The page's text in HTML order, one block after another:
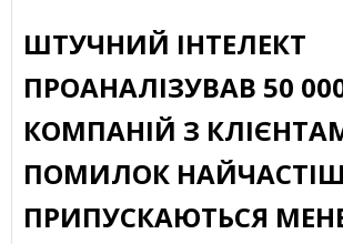
ШТУЧНИЙ ІНТЕЛЕКТ
ПРОАНАЛІЗУВАВ 50
КОМПАНІЙ З
ПОМИЛОК
ПРИПУСКАЮТЬСЯ